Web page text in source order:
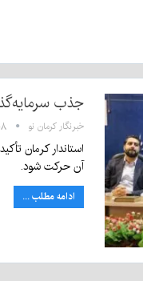
جذب
خبرنگار کرمان نو
استاندار کرمان
آن حرکت شود.
ادامه مطلب ...